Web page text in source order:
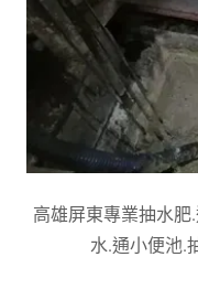
高雄屏東專業抽水
水.通小便池.